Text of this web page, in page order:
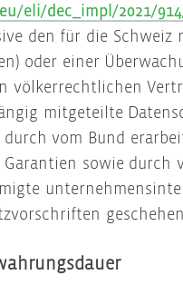
eli/dec_impl/2021/
den für die Schweiz
oder einer
völkerrechtlichen
mitgeteilte
durch vom Bund
Garantien sowie durch